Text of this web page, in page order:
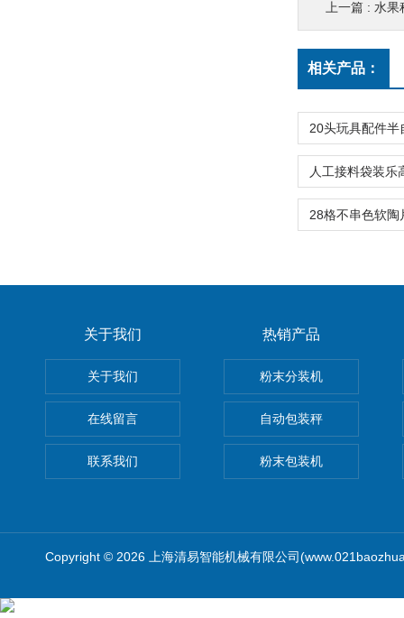
上一篇 : 水果
相关产品：
关于我们
关于我们
在线留言
联系我们
热销产品
粉末分装机
自动包装秤
粉末包装机
Copyright © 2026 上海清易智能机械有限公司